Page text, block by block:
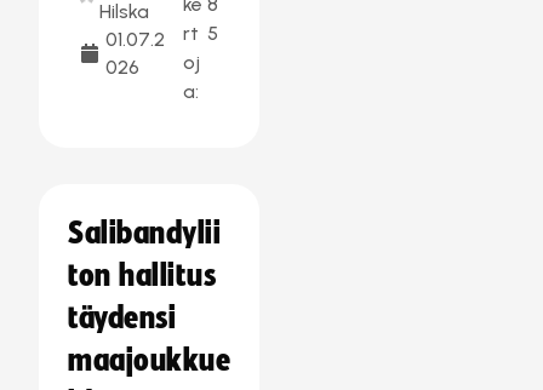
Hilska
01.07.2
026
rt
oj
a:
5
Salibandylii
ton hallitus
täydensi
maajoukkue